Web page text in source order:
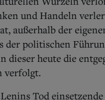
und Handeln
außerhalb der
der politischen
dieser heute die
verfolgt.
Tod